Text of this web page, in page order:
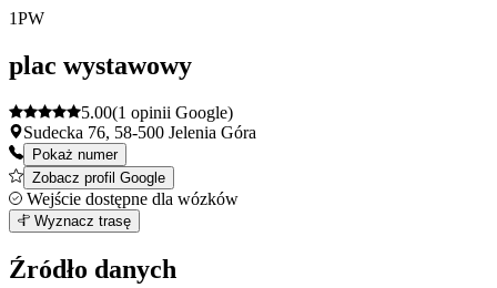
1PW
plac wystawowy
5.00(1 opinii Google)
Sudecka 76, 58-500 Jelenia Góra
Pokaż numer
Zobacz profil Google
Wejście dostępne dla wózków
1
+
−
Wyznacz trasę
Źródło danych